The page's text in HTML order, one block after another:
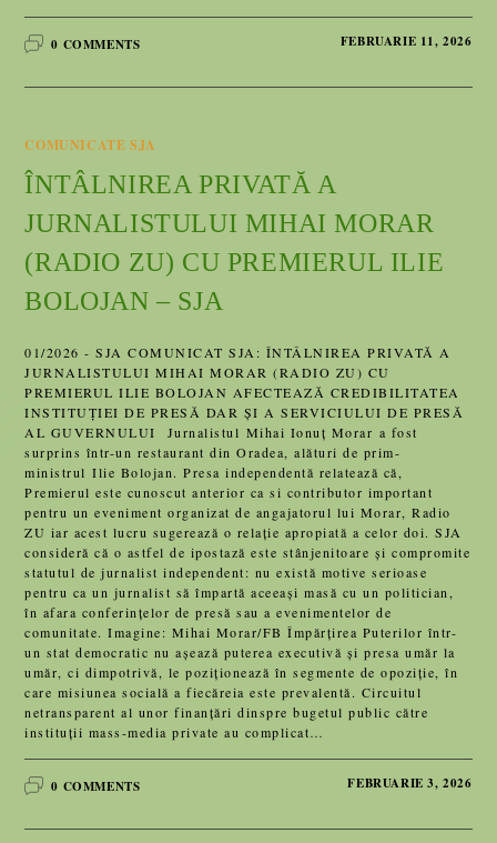
0 COMMENTS FEBRUARIE 11, 2026
COMUNICATE SJA
ÎNTÂLNIREA PRIVATĂ A
JURNALISTULUI MIHAI MORAR
(RADIO ZU) CU PREMIERUL ILIE
BOLOJAN – SJA
01/2026 - SJA COMUNICAT SJA: ÎNTÂLNIREA PRIVATĂ A
JURNALISTULUI MIHAI MORAR (RADIO ZU) CU
PREMIERUL ILIE BOLOJAN AFECTEAZĂ CREDIBILITATEA
INSTITUȚIEI DE PRESĂ DAR ȘI A SERVICIULUI DE PRESĂ
AL GUVERNULUI Jurnalistul Mihai Ionuț Morar a fost
surprins într-un restaurant din Oradea, alături de prim-
ministrul Ilie Bolojan. Presa independentă relatează că,
Premierul este cunoscut anterior ca si contributor important
pentru un eveniment organizat de angajatorul lui Morar, Radio
ZU iar acest lucru sugerează o relație apropiată a celor doi. SJA
consideră că o astfel de ipostază este stânjenitoare și compromite
statutul de jurnalist independent: nu există motive serioase
pentru ca un jurnalist să împartă aceeași masă cu un politician,
în afara conferințelor de presă sau a evenimentelor de
comunitate. Imagine: Mihai Morar/FB Împărțirea Puterilor într-
un stat democratic nu așează puterea executivă și presa umăr la
umăr, ci dimpotrivă, le poziționează în segmente de opoziție, în
care misiunea socială a fiecăreia este prevalentă. Circuitul
netransparent al unor finanțări dinspre bugetul public către
instituții mass-media private au complicat…
0 COMMENTS FEBRUARIE 3, 2026